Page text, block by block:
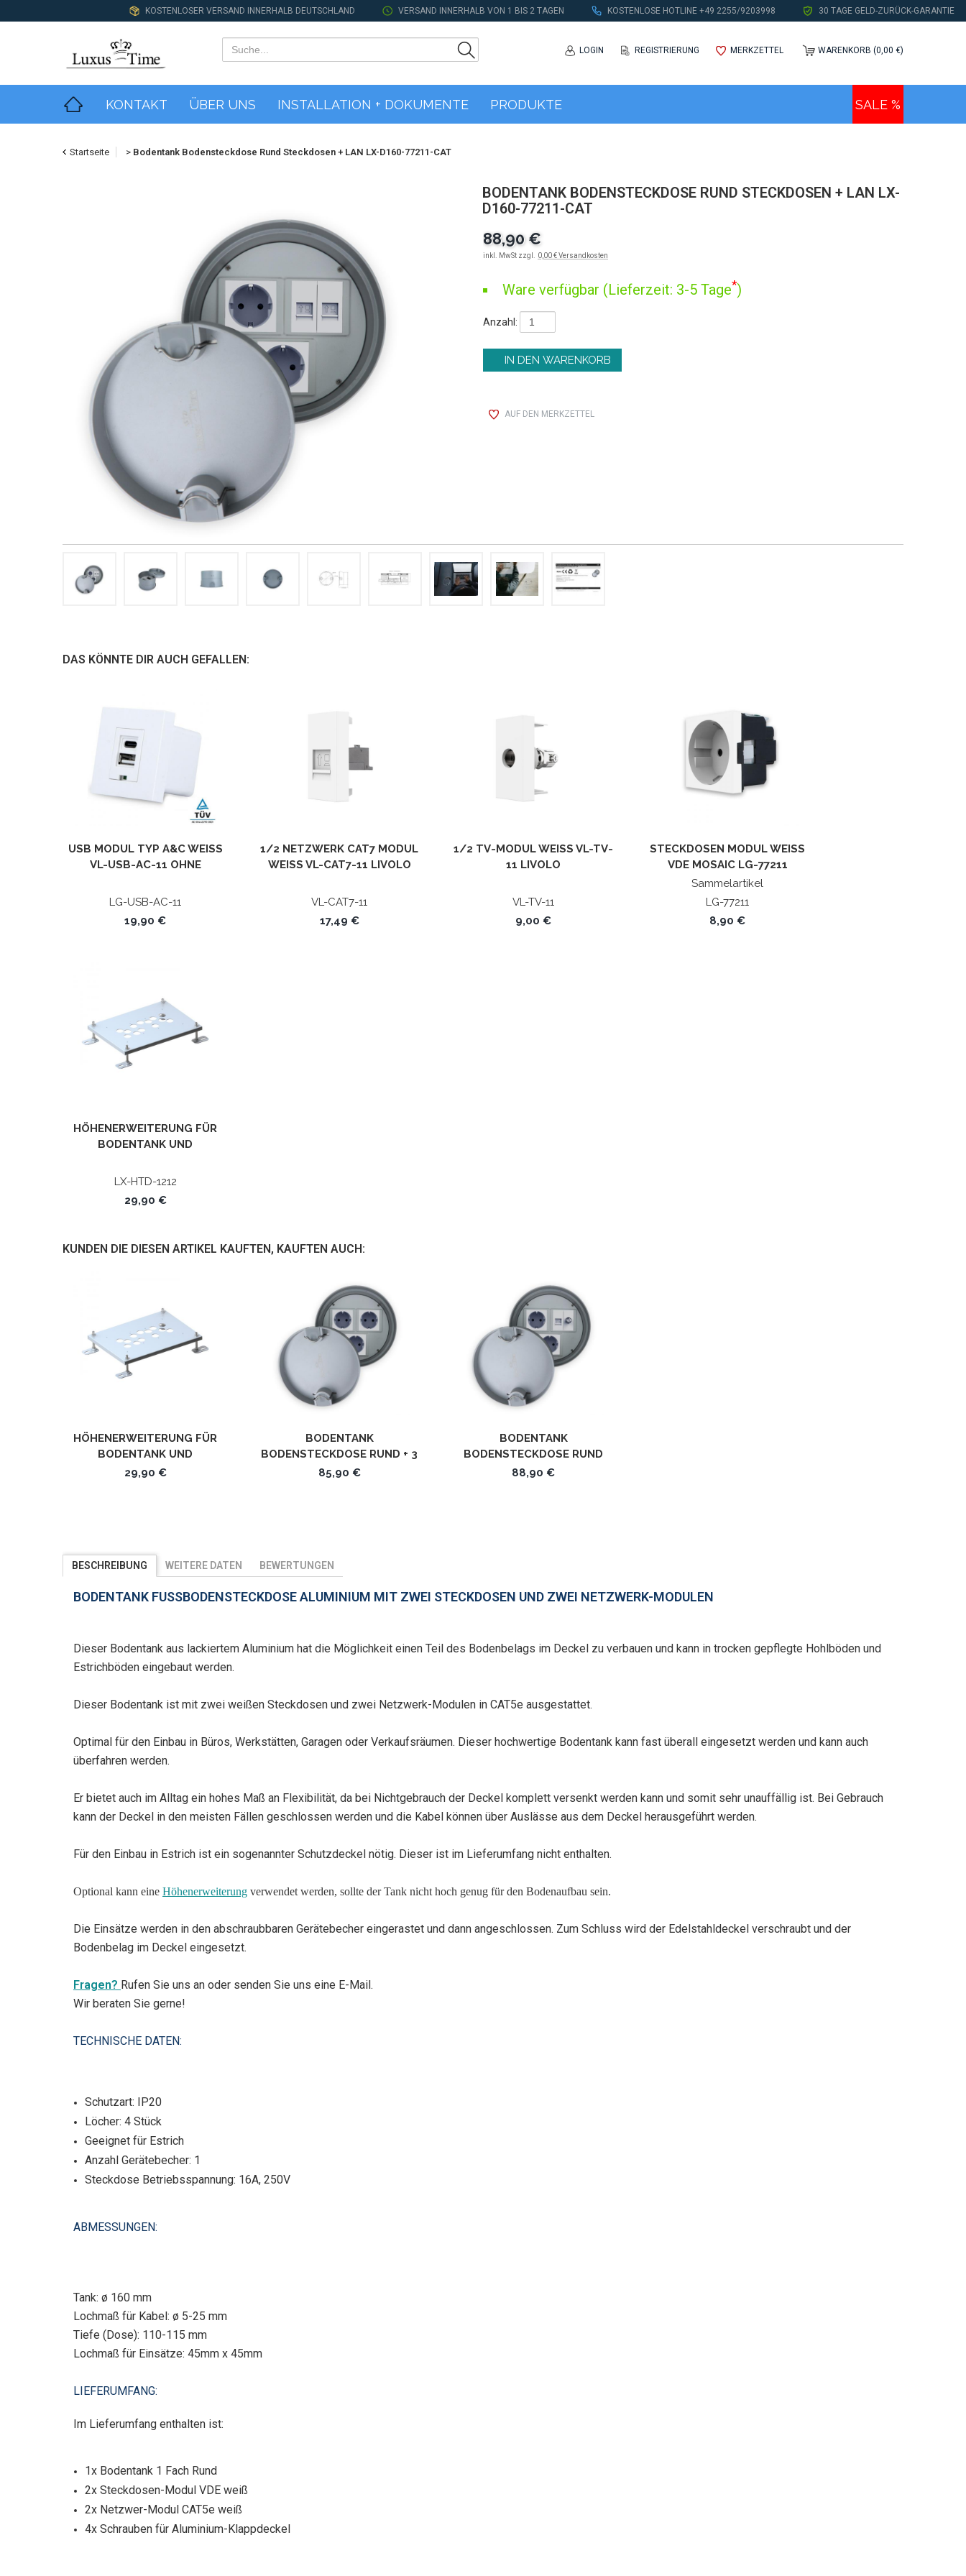
KOSTENLOSER VERSAND INNERHALB DEUTSCHLAND VERSAND INNERHALB VON 1 BIS 2 TAGEN KOSTENLOSE HOTLINE +49 2255/9203998 30 TAGE GELD-ZURÜCK-GARANTIE
LOGIN REGISTRIERUNG MERKZETTEL WARENKORB (0,00 €)
KONTAKT ÜBER UNS INSTALLATION + DOKUMENTE PRODUKTE SALE %
Startseite > Bodentank Bodensteckdose Rund Steckdosen + LAN LX-D160-77211-CAT
BODENTANK BODENSTECKDOSE RUND STECKDOSEN + LAN LX-
D160-77211-CAT
88,90 €
inkl. MwSt zzgl. 0,00 € Versandkosten
Ware verfügbar (Lieferzeit: 3-5 Tage*)
Anzahl:
AUF DEN MERKZETTEL
DAS KÖNNTE DIR AUCH GEFALLEN:
USB MODUL TYP A&C WEISS V
L-USB-AC-11 OHNE M
LG-USB-AC-11
19,90 €
1/2 NETZWERK CAT7 MODUL
WEISS VL-CAT7-11 LIVOLO
VL-CAT7-11
17,49 €
1/2 TV-MODUL WEISS VL-TV-1
1 LIVOLO
VL-TV-11
9,00 €
STECKDOSEN MODUL WEISS V
DE MOSAIC LG-77211
Sammelartikel
LG-77211
8,90 €
HÖHENERWEITERUNG FÜR
BODENTANK UND
NIVELLIERBAR
LX-HTD-1212
29,90 €
KUNDEN DIE DIESEN ARTIKEL KAUFTEN, KAUFTEN AUCH:
HÖHENERWEITERUNG FÜR
BODENTANK UND
BODENSTECKDOSEN
29,90 €
BODENTANK
BODENSTECKDOSE RUND + 3
STECKDOSEN LX-D160-
85,90 €
BODENTANK
BODENSTECKDOSE RUND
STECKDOSEN + LAN + SAT LX-
88,90 €
BESCHREIBUNG WEITERE DATEN BEWERTUNGEN
BODENTANK FUSSBODENSTECKDOSE ALUMINIUM MIT ZWEI STECKDOSEN UND ZWEI NETZWERK-MODULEN
Dieser Bodentank aus lackiertem Aluminium hat die Möglichkeit einen Teil des Bodenbelags im Deckel zu verbauen und kann in trocken gepflegte Hohlböden und
Estrichböden eingebaut werden.
Dieser Bodentank ist mit zwei weißen Steckdosen und zwei Netzwerk-Modulen in CAT5e ausgestattet.
Optimal für den Einbau in Büros, Werkstätten, Garagen oder Verkaufsräumen. Dieser hochwertige Bodentank kann fast überall eingesetzt werden und kann auch
überfahren werden.
Er bietet auch im Alltag ein hohes Maß an Flexibilität, da bei Nichtgebrauch der Deckel komplett versenkt werden kann und somit sehr unauffällig ist. Bei Gebrauch
kann der Deckel in den meisten Fällen geschlossen werden und die Kabel können über Auslässe aus dem Deckel herausgeführt werden.
Für den Einbau in Estrich ist ein sogenannter Schutzdeckel nötig. Dieser ist im Lieferumfang nicht enthalten.
Optional kann eine Höhenerweiterung verwendet werden, sollte der Tank nicht hoch genug für den Bodenaufbau sein.
Die Einsätze werden in den abschraubbaren Gerätebecher eingerastet und dann angeschlossen. Zum Schluss wird der Edelstahldeckel verschraubt und der
Bodenbelag im Deckel eingesetzt.
Fragen? Rufen Sie uns an oder senden Sie uns eine E-Mail.
Wir beraten Sie gerne!
TECHNISCHE DATEN:
Schutzart: IP20
Löcher: 4 Stück
Geeignet für Estrich
Anzahl Gerätebecher: 1
Steckdose Betriebsspannung: 16A, 250V
ABMESSUNGEN:
Tank: ø 160 mm
Lochmaß für Kabel: ø 5-25 mm
Tiefe (Dose): 110-115 mm
Lochmaß für Einsätze: 45mm x 45mm
LIEFERUMFANG:
Im Lieferumfang enthalten ist:
1x Bodentank 1 Fach Rund
2x Steckdosen-Modul VDE weiß
2x Netzwer-Modul CAT5e weiß
4x Schrauben für Aluminium-Klappdeckel